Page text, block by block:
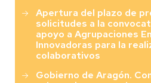
Apertura del plazo de
solicitudes a la
apoyo a Agrupaciones
Innovadoras para la
colaborativos
Gobierno de Aragón.